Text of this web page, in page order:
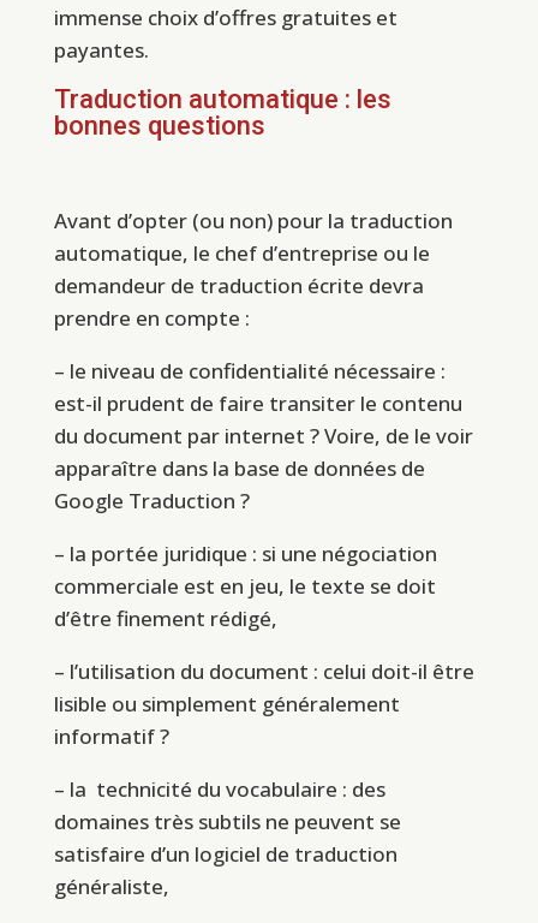
immense choix d’offres gratuites et
payantes.
Traduction automatique : les
bonnes questions
Avant d’opter (ou non) pour la traduction
automatique, le chef d’entreprise ou le
demandeur de traduction écrite devra
prendre en compte :
– le niveau de confidentialité nécessaire :
est-il prudent de faire transiter le contenu
du document par internet ? Voire, de le voir
apparaître dans la base de données de
Google Traduction ?
– la portée juridique : si une négociation
commerciale est en jeu, le texte se doit
d’être finement rédigé,
– l’utilisation du document : celui doit-il être
lisible ou simplement généralement
informatif ?
– la technicité du vocabulaire : des
domaines très subtils ne peuvent se
satisfaire d’un logiciel de traduction
généraliste,